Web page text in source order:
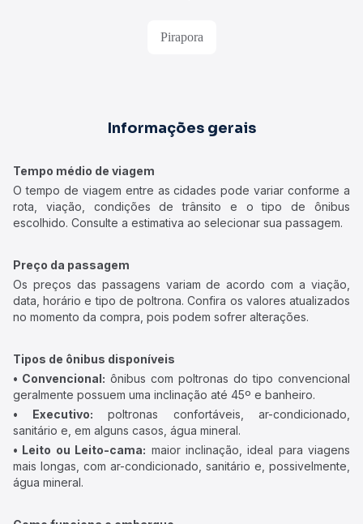
Pirapora
Informações gerais
Tempo médio de viagem
O tempo de viagem entre as cidades pode variar conforme a
rota, viação, condições de trânsito e o tipo de ônibus
escolhido. Consulte a estimativa ao selecionar sua passagem.
Preço da passagem
Os preços das passagens variam de acordo com a viação,
data, horário e tipo de poltrona. Confira os valores atualizados
no momento da compra, pois podem sofrer alterações.
Tipos de ônibus disponíveis
• Convencional: ônibus com poltronas do tipo convencional
geralmente possuem uma inclinação até 45º e banheiro.
• Executivo: poltronas confortáveis, ar-condicionado,
sanitário e, em alguns casos, água mineral.
• Leito ou Leito-cama: maior inclinação, ideal para viagens
mais longas, com ar-condicionado, sanitário e, possivelmente,
água mineral.